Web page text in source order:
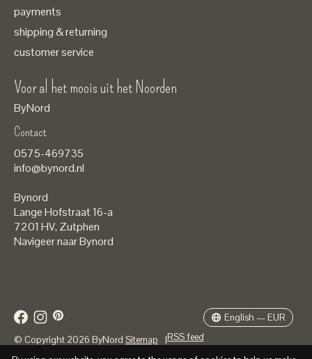
payments
shipping & returning
customer service
Voor al het moois uit het Noorden
ByNord
Contact
0575-469735
info@bynord.nl
Bynord
Lange Hofstraat 16-a
7201 HV, Zutphen
Navigeer naar Bynord
© Copyright 2026 ByNord Sitemap |RSS feed
English — EUR